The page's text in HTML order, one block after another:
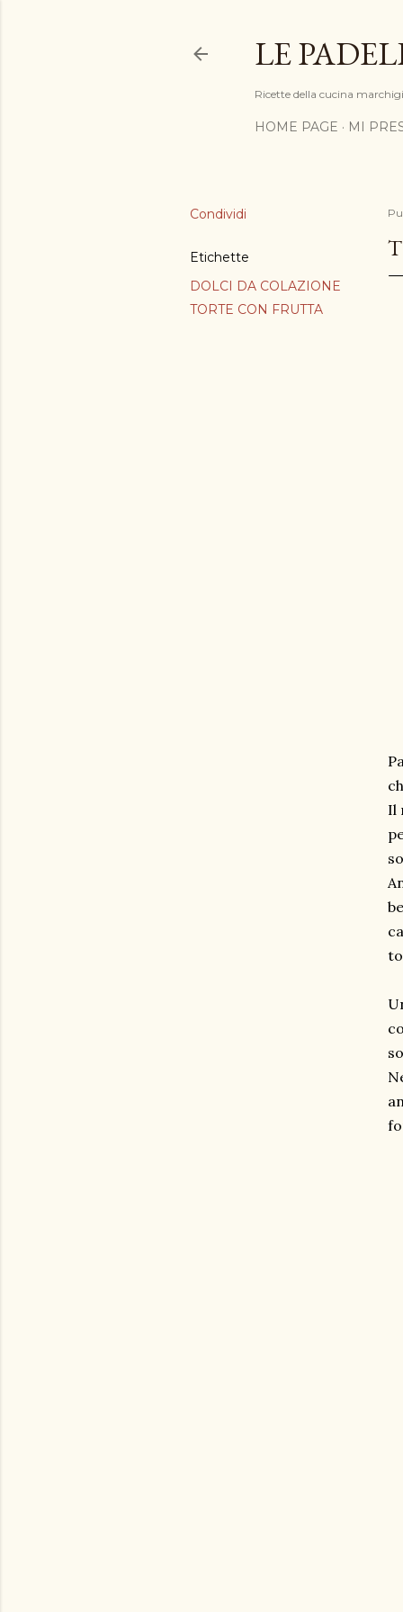
LE
Ricette della cucina
HOME PAGE MI
Condividi
Etichette
DOLCI DA COLAZIONE
TORTE CON FRUTTA
Il